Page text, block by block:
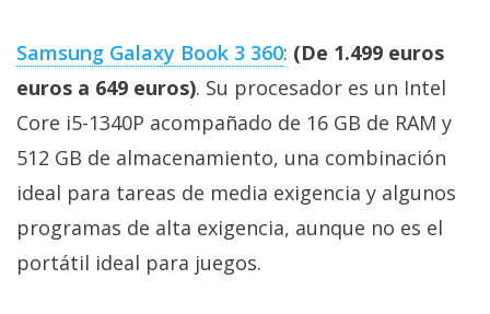
Samsung Galaxy Book 3 360: (De 1.499 euros
euros a 649 euros). Su procesador es un Intel
Core i5-1340P acompañado de 16 GB de RAM y
512 GB de almacenamiento, una combinación
ideal para tareas de media exigencia y algunos
programas de alta exigencia, aunque no es el
portátil ideal para juegos.